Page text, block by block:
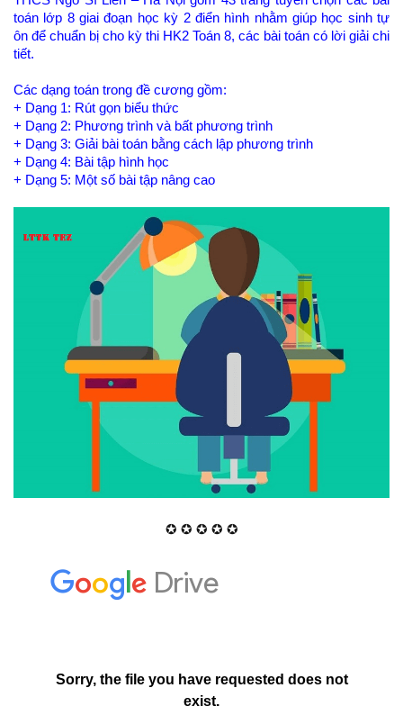
toán lớp 8 giai đoạn học kỳ 2 điển hình nhằm giúp học sinh tự
ôn để chuẩn bị cho kỳ thi HK2 Toán 8, các bài toán có lời giải chi
tiết.
Các dạng toán trong đề cương gồm:
+ Dạng 1: Rút gọn biểu thức
+ Dạng 2: Phương trình và bất phương trình
+ Dạng 3: Giải bài toán bằng cách lập phương trình
+ Dạng 4: Bài tập hình học
+ Dạng 5: Một số bài tập nâng cao
✪ ✪ ✪ ✪ ✪